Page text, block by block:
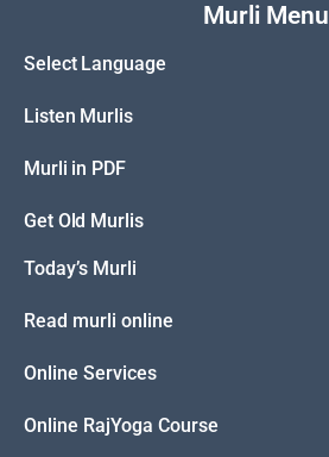
Murli Menu
Select Language
Listen Murlis
Murli in PDF
Get Old Murlis
Today’s Murli
Read murli online
Online Services
Online RajYoga Course